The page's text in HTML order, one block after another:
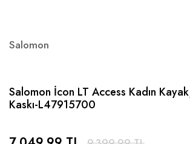
Salomon
Salomon İcon LT Access Kadın
Kaskı-L47915700